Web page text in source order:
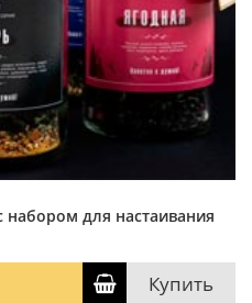
для настаивания
Купить